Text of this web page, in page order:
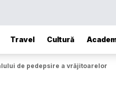
Travel Cultură
de pedepsire a vrăjitoarelor